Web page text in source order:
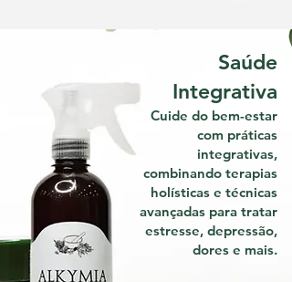
Saúde
Integrativa
Cuide do bem-estar
com práticas
integrativas,
combinando terapias
holísticas e técnicas
avançadas para tratar
estresse, depressão,
dores e mais.